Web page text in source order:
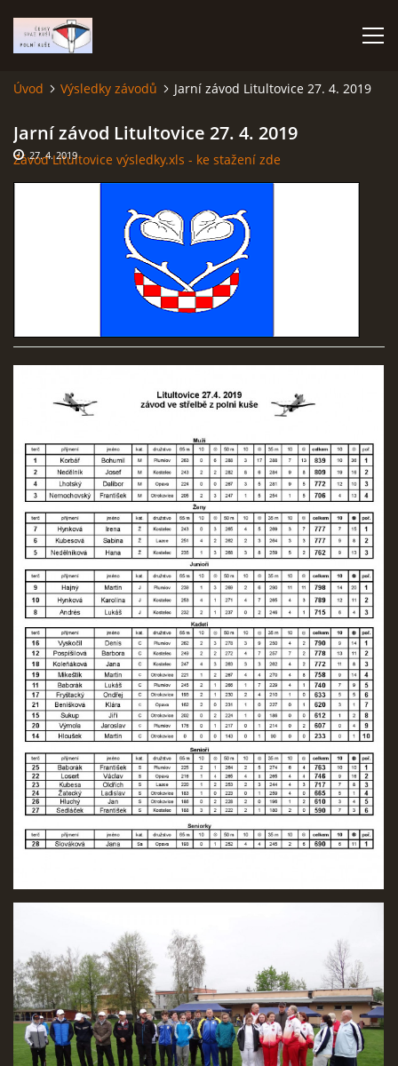
TERMÍNOVÝ KALENDÁŘ
ČLENSKÁ SCHŮZE ČSK
VÝKONNÝ VÝBOR, SPORTOVNĚ TECHNICKÁ KOMISE
OSTATNÍ
FOTOALBUM
VIDEO
© 2026 eStránky.cz |WebSlice |Tisk|Aktualizováno: 22. 7. 2026|
Nahoru ↑
Úvod Výsledky závodů Jarní závod Litultovice 27. 4. 2019
Jarní závod Litultovice 27. 4. 2019
Závod Litultovice výsledky.xls - ke stažení zde
27. 4. 2019